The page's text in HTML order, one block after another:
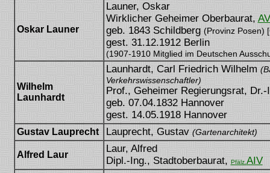
Oskar Launer
Launer, Oskar
Wirklicher Geheimer Oberbaurat,
geb. 1843 Schildberg (Provinz Posen)
gest. 31.12.1912 Berlin
(1907-1910 Mitglied im Deutschen
Wilhelm
Launhardt
Launhardt, Carl Friedrich Wilhelm
Verkehrswissenschaftler)
Prof., Geheimer Regierungsrat,
geb. 07.04.1832 Hannover
gest. 14.05.1918 Hannover
Gustav Lauprecht Lauprecht, Gustav (Gartenarchitekt)
Alfred Laur
Laur, Alfred
Dipl.-Ing., Stadtoberbaurat, Pfälz. AIV